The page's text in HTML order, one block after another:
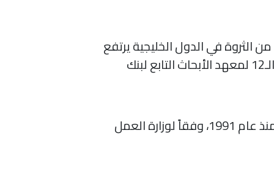
الثروة في الدول الخليجية يرتفع
خلال 2020 على رأسها #قطر بمتوسط ثروة لكل فرد بلغ 146.7 ألف دولار أمريكي، وفقاً للتقرير الـ12 لمعهد الأبحاث التابع لبنك
أسعار المواد الغذائية في #أمريكا ترتفع بنسبة 5.4% مقارنة بالعام الماضي، في أعلى مستوى منذ عام 1991، وفقاً لوزارة العمل